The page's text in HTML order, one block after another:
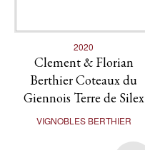
2020
Clement & Florian
Berthier Coteaux du
Giennois Terre de Silex
VIGNOBLES BERTHIER